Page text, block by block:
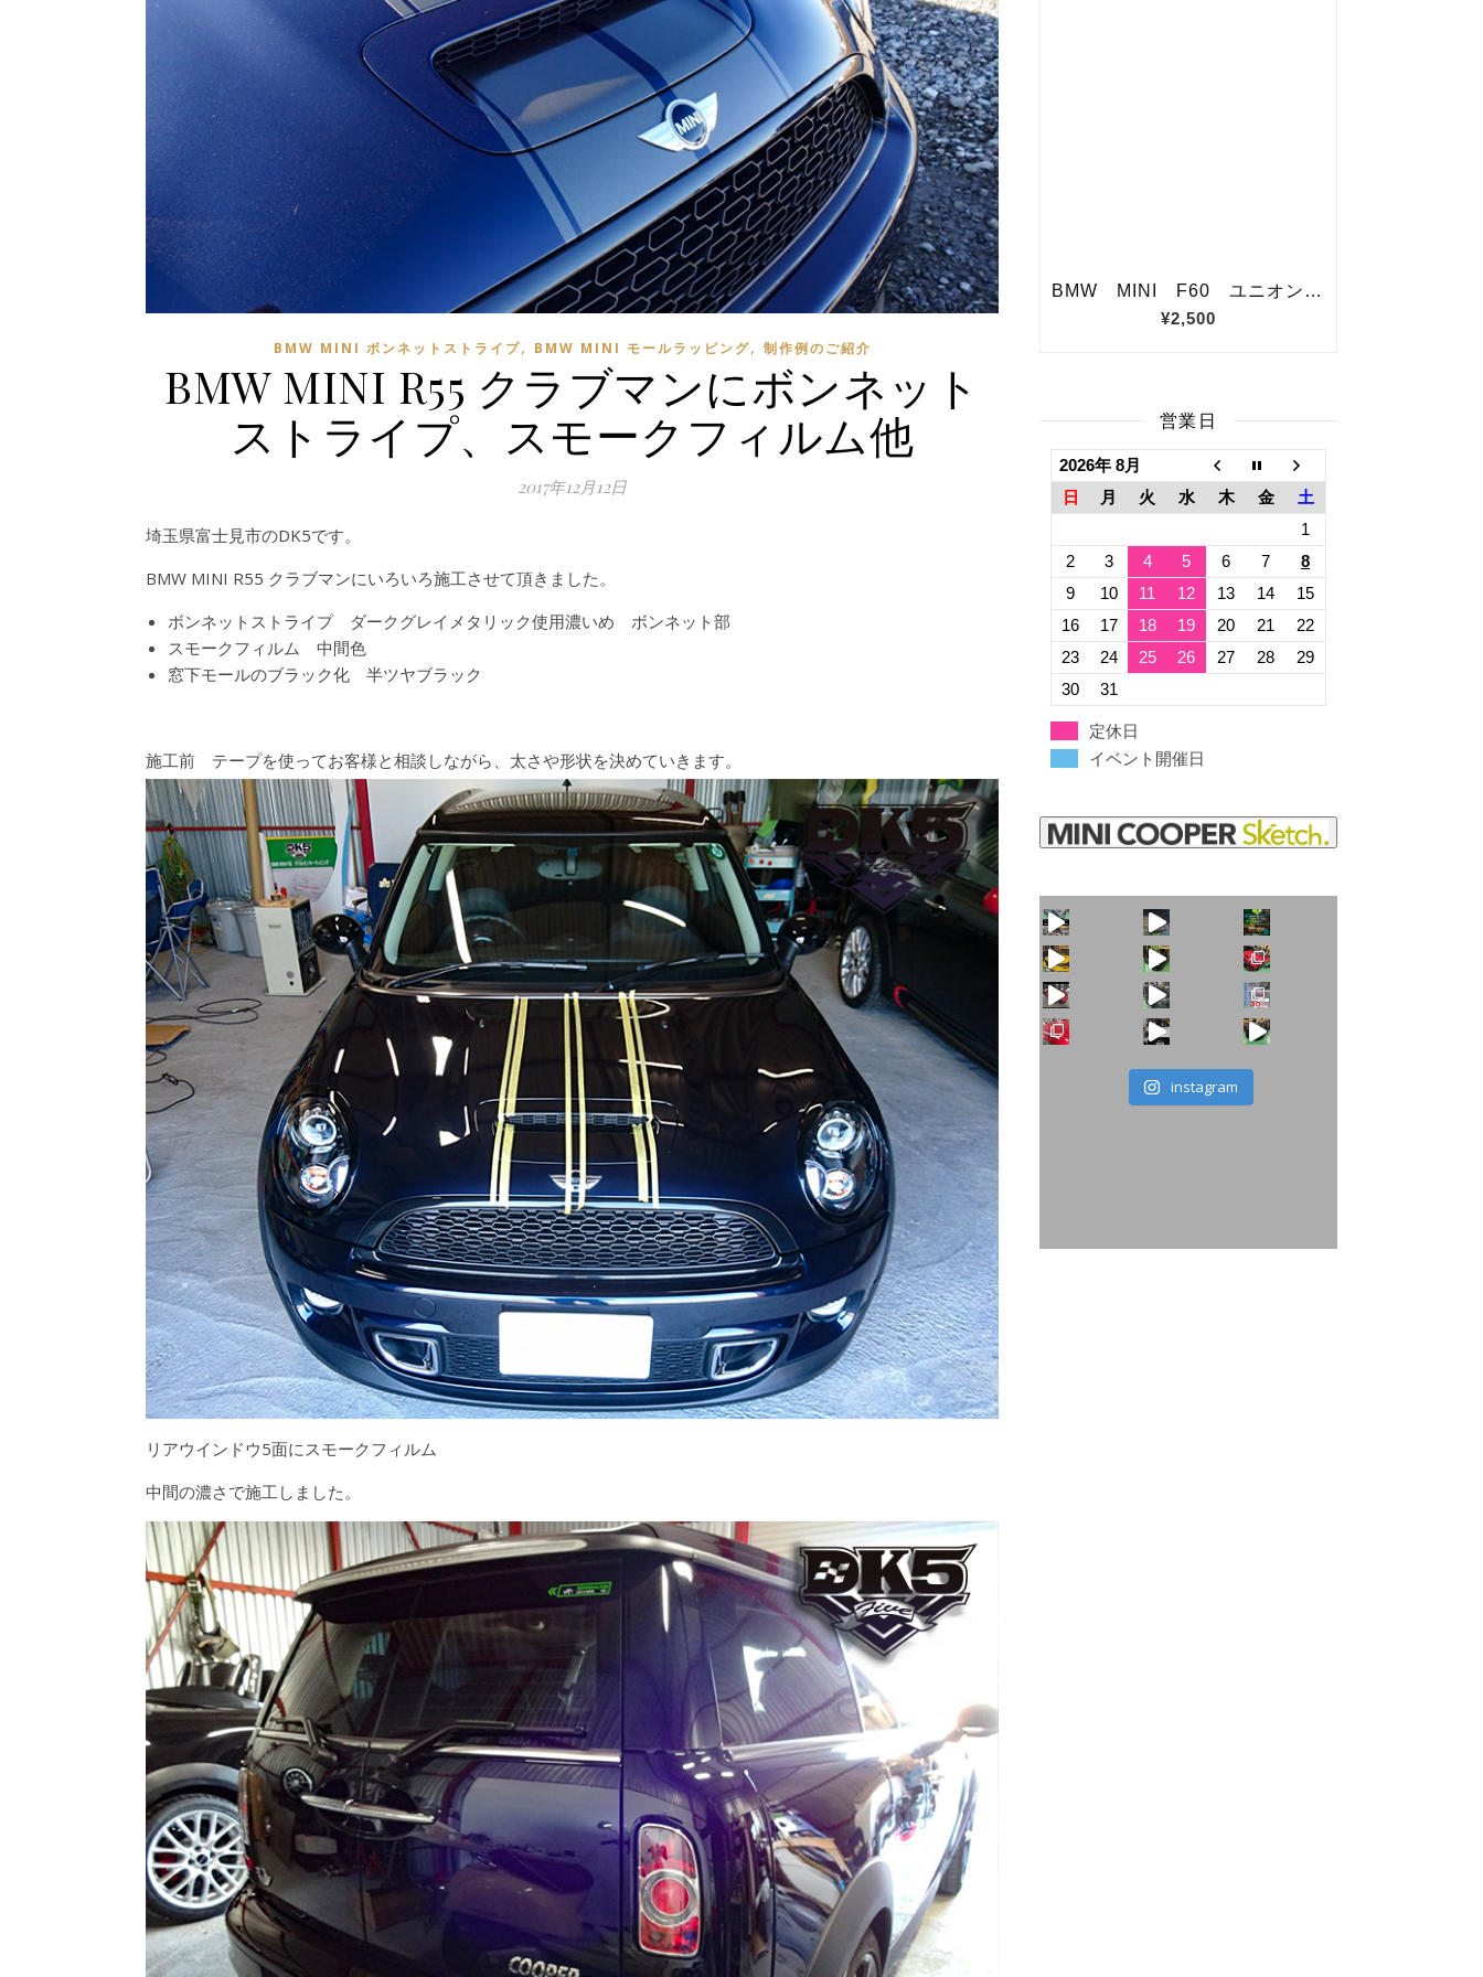
BMW MINI ボンネットストライプ, BMW MINI モールラッピング, 制作例のご紹介
BMW MINI R55 クラブマンにボンネット
ストライプ、スモークフィルム他
2017年12月12日
埼玉県富士見市のDK5です。
BMW MINI R55 クラブマンにいろいろ施工させて頂きました。
ボンネットストライプ ダークグレイメタリック使用濃いめ ボンネット部
スモークフィルム 中間色
窓下モールのブラック化 半ツヤブラック
施工前 テープを使ってお客様と相談しながら、太さや形状を決めていきます。
リアウインドウ5面にスモークフィルム
中間の濃さで施工しました。
営業日
2026年 8月
日
月 火 水 木 金
土
1
2
3 4 5 6 7
8
9
10 11 12 13 14
15
16
17 18 19 20 21
22
23
24 25 26 27 28
29
30
31
定休日
イベント開催日
火曜日水曜日は定休
見た目こそ変わりま
instagram